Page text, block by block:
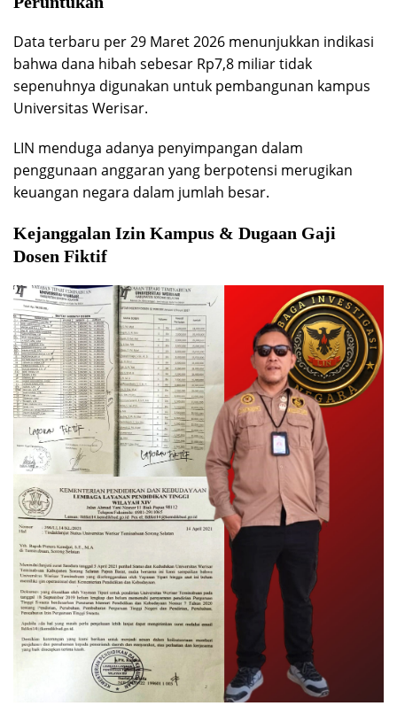
Data terbaru per 29 Maret 2026 menunjukkan indikasi
bahwa dana hibah sebesar Rp7,8 miliar tidak
sepenuhnya digunakan untuk pembangunan kampus
Universitas Werisar.
LIN menduga adanya penyimpangan dalam
penggunaan anggaran yang berpotensi merugikan
keuangan negara dalam jumlah besar.
Kejanggalan Izin Kampus & Dugaan Gaji
Dosen Fiktif